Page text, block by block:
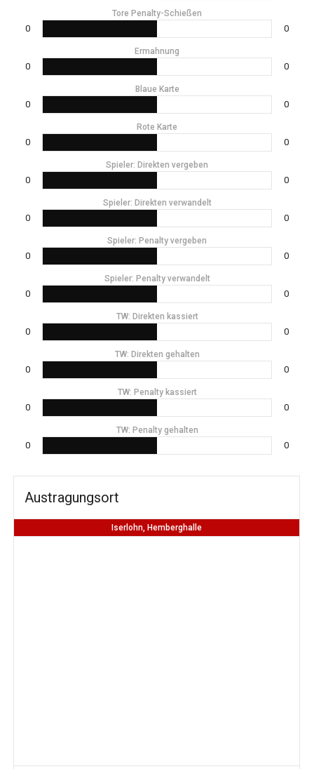
Tore Penalty-Schießen
0 0
Ermahnung
0 0
Blaue Karte
0 0
Rote Karte
0 0
Spieler: Direkten vergeben
0 0
Spieler: Direkten verwandelt
0 0
Spieler: Penalty vergeben
0 0
Spieler: Penalty verwandelt
0 0
TW: Direkten kassiert
0 0
TW: Direkten gehalten
0 0
TW: Penalty kassiert
0 0
TW: Penalty gehalten
0 0
Austragungsort
Iserlohn, Hemberghalle